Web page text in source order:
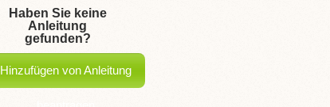
Haben Sie keine
Anleitung
gefunden?
Hinzufügen von Anleitung